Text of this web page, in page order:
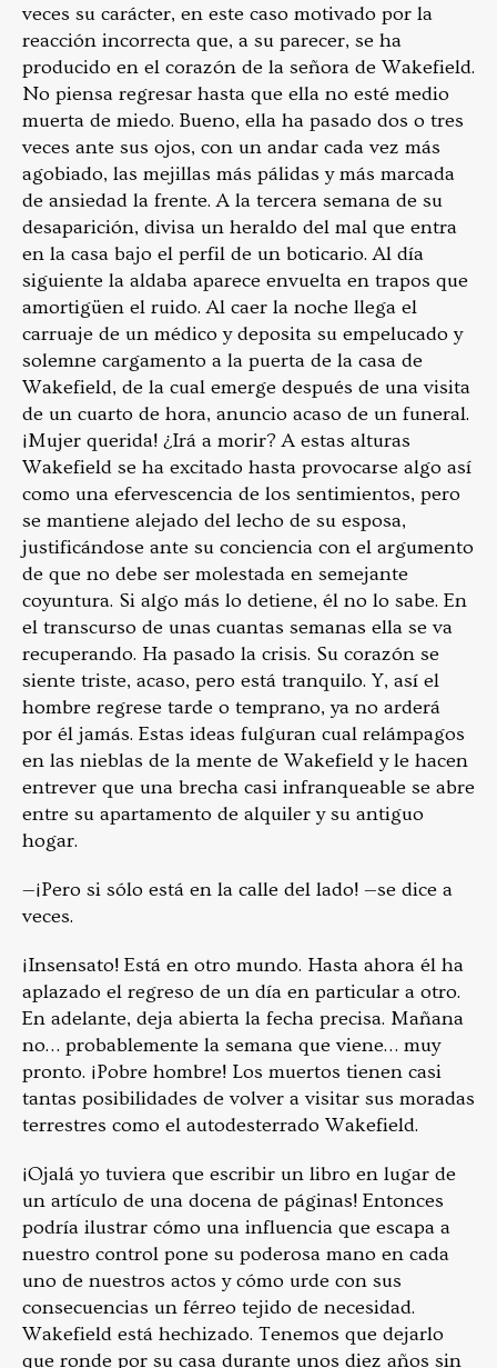
veces su carácter, en este caso motivado por la
reacción incorrecta que, a su parecer, se ha
producido en el corazón de la señora de Wakefield.
No piensa regresar hasta que ella no esté medio
muerta de miedo. Bueno, ella ha pasado dos o tres
veces ante sus ojos, con un andar cada vez más
agobiado, las mejillas más pálidas y más marcada
de ansiedad la frente. A la tercera semana de su
desaparición, divisa un heraldo del mal que entra
en la casa bajo el perfil de un boticario. Al día
siguiente la aldaba aparece envuelta en trapos que
amortigüen el ruido. Al caer la noche llega el
carruaje de un médico y deposita su empelucado y
solemne cargamento a la puerta de la casa de
Wakefield, de la cual emerge después de una visita
de un cuarto de hora, anuncio acaso de un funeral.
¡Mujer querida! ¿Irá a morir? A estas alturas
Wakefield se ha excitado hasta provocarse algo así
como una efervescencia de los sentimientos, pero
se mantiene alejado del lecho de su esposa,
justificándose ante su conciencia con el argumento
de que no debe ser molestada en semejante
coyuntura. Si algo más lo detiene, él no lo sabe. En
el transcurso de unas cuantas semanas ella se va
recuperando. Ha pasado la crisis. Su corazón se
siente triste, acaso, pero está tranquilo. Y, así el
hombre regrese tarde o temprano, ya no arderá
por él jamás. Estas ideas fulguran cual relámpagos
en las nieblas de la mente de Wakefield y le hacen
entrever que una brecha casi infranqueable se abre
entre su apartamento de alquiler y su antiguo
hogar.
—¡Pero si sólo está en la calle del lado! —se dice a
veces.
¡Insensato! Está en otro mundo. Hasta ahora él ha
aplazado el regreso de un día en particular a otro.
En adelante, deja abierta la fecha precisa. Mañana
no… probablemente la semana que viene… muy
pronto. ¡Pobre hombre! Los muertos tienen casi
tantas posibilidades de volver a visitar sus moradas
terrestres como el autodesterrado Wakefield.
¡Ojalá yo tuviera que escribir un libro en lugar de
un artículo de una docena de páginas! Entonces
podría ilustrar cómo una influencia que escapa a
nuestro control pone su poderosa mano en cada
uno de nuestros actos y cómo urde con sus
consecuencias un férreo tejido de necesidad.
Wakefield está hechizado. Tenemos que dejarlo
que ronde por su casa durante unos diez años sin